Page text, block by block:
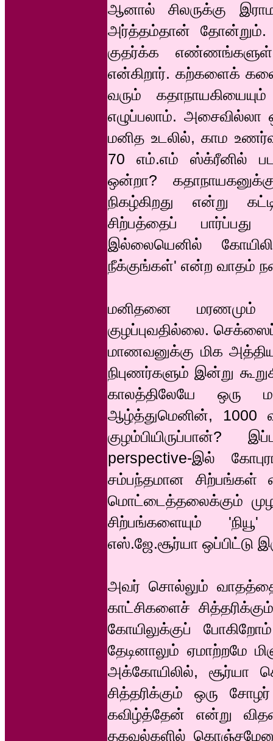
ஆனால் சிலருக்கு
அர்த்தம்தான் தோன்றும்.
குதர்க்க எண்ணங்களுள்
என்கிறார். கற்களைக்
வரும்
எழுப்பலாம்.
மனித உடலில், காம
70 எம்.எம் ஸ்க்ரீனில்
ஒன்றா?
நிகழ்கிறது என்று
சிற்பத்தைப்
இல்லையெனில்
நீக்குங்கள்' என்ற வாதம்
மனிதனை மரணமும்
குழப்புவதில்லை. செக்ஸைப்
மாணவனுக்கு மிக
நிபுணர்களும் இன்று
காலத்திலேயே ஒரு
ஆழ்த்துமெனின், 1000
குழம்பியிருப்பான்?
perspective-இல்
சம்பந்தமான சிற்பங்கள்
மொட்டைத்தலைக்கும்
சிற்பங்களையும்
எஸ்.ஜே.சூர்யா ஒப்பிட்டு
அவர் சொல்லும்
காட்சிகளைச்
கோயிலுக்குப்
தேடினாலும் ஏமாற்றமே
அக்கோயிலில், சூர்யா
சித்தரிக்கும் ஒரு
கவிழ்த்தேன் என்று
தகவல்களில்